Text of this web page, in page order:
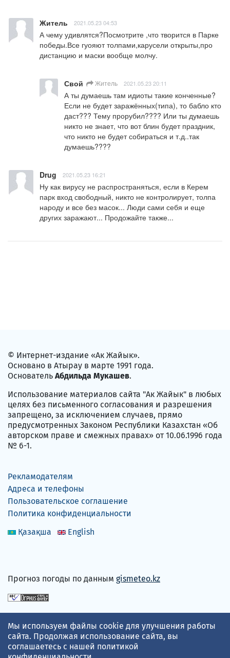
Житель 2021.05.23 04:53
А чему удивлятся?Посмотрите ,что творится в Парке
победы.Все гуояют толпами,карусели открыты,про
дистанцию и маски вообще молчу.
Свой Житель 2021.05.23 20:11
А ты думаешь там идиоты такие конченные?
Если не будет заражённых(типа), то бабло кто
даст??? Тему прорубил???? Или ты думаешь
никто не знает, что вот блин будет праздник,
что никто не будет собираться и т.д..так
думаешь????
Drug 2021.05.23 16:21
Ну как вирусу не распространяться, если в Керем
парк вход свободный, никто не контролирует, толпа
народу и все без масок... Люди сами себя и еще
других заражают... Продожайте также...
© Интернет-издание «Ак Жайык».
Основано в Атырау в марте 1991 года.
Основатель Абдильда Мукашев.
Использование материалов сайта "Ак Жайык" в любых
целях без письменного согласования и разрешения
запрещено, за исключением случаев, прямо
предусмотренных Законом Республики Казахстан «Об
авторском праве и смежных правах» от 10.06.1996 года
№ 6-1.
Рекламодателям
Адреса и телефоны
Пользовательское соглашение
Политика конфиденциальности
Қазақша
English
Прогноз погоды по данным gismeteo.kz
Принимаем карты
Мы используем файлы cookie для улучшения работы
сайта. Продолжая использование сайта, вы
соглашаетесь с нашей политикой